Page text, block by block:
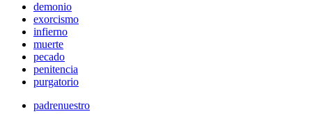
demonio
exorcismo
infierno
muerte
pecado
penitencia
purgatorio
padrenuestro